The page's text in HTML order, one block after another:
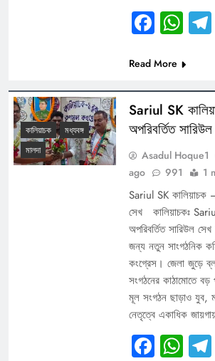
Read More
কালিয়াচক
মধ্যবঙ্গ
মালদা
Sariul SK
অপরিবর্তিত
Asadul Hoque1
ago
991 1
Sariul SK কালিয়াচক
সেখ কালিয়াচকঃ
অপরিবর্তিত সারিউল
জন্য নতুন সাংগঠনিক
কংগ্রেস। জেলা জুড়ে
সংগঠনের কাঠামোতে বড়
মূল সংগঠন ছাড়াও যুব,
নেতৃত্বে একাধিক